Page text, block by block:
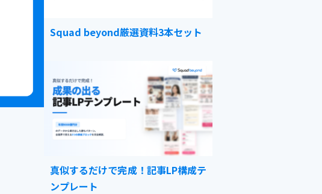
Squad beyond厳選資料3本セット
真似するだけで完成！記事LP構成テ
ンプレート